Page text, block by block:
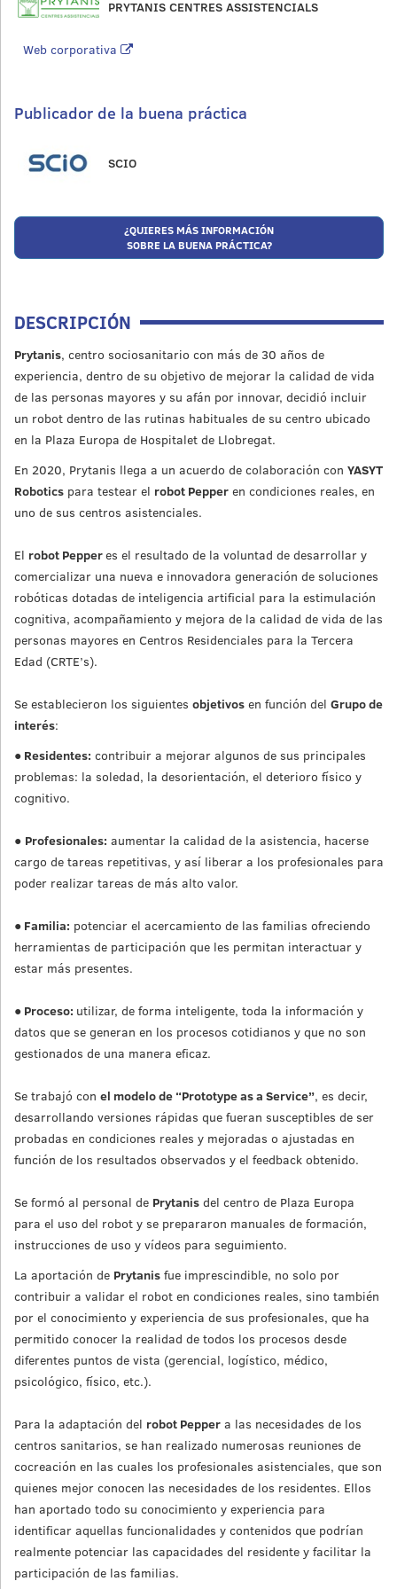
PRYTANIS CENTRES ASSISTENCIALS
Web corporativa
Publicador de la buena práctica
SCIO
¿QUIERES MÁS INFORMACIÓN
SOBRE LA BUENA PRÁCTICA?
DESCRIPCIÓN
Prytanis, centro sociosanitario con más de 30 años de
experiencia, dentro de su objetivo de mejorar la calidad de vida
de las personas mayores y su afán por innovar, decidió incluir
un robot dentro de las rutinas habituales de su centro ubicado
en la Plaza Europa de Hospitalet de Llobregat.
En 2020, Prytanis llega a un acuerdo de colaboración con YASYT
Robotics para testear el robot Pepper en condiciones reales, en
uno de sus centros asistenciales.
El robot Pepperes el resultado de la voluntad de desarrollar y
comercializar una nueva e innovadora generación de soluciones
robóticas dotadas de inteligencia artificial para la estimulación
cognitiva, acompañamiento y mejora de la calidad de vida de las
personas mayores en Centros Residenciales para la Tercera
Edad (CRTE’s).
Se establecieron los siguientes objetivos en función del Grupo de
interés:
● Residentes: contribuir a mejorar algunos de sus principales
problemas: la soledad, la desorientación, el deterioro físico y
cognitivo.
● Profesionales: aumentar la calidad de la asistencia, hacerse
cargo de tareas repetitivas, y así liberar a los profesionales para
poder realizar tareas de más alto valor.
● Familia: potenciar el acercamiento de las familias ofreciendo
herramientas de participación que les permitan interactuar y
estar más presentes.
● Proceso: utilizar, de forma inteligente, toda la información y
datos que se generan en los procesos cotidianos y que no son
gestionados de una manera eficaz.
Se trabajó con el modelo de “Prototype as a Service”, es decir,
desarrollando versiones rápidas que fueran susceptibles de ser
probadas en condiciones reales y mejoradas o ajustadas en
función de los resultados observados y el feedback obtenido.
Se formó al personal de Prytanis del centro de Plaza Europa
para el uso del robot y se prepararon manuales de formación,
instrucciones de uso y vídeos para seguimiento.
La aportación de Prytanis fue imprescindible, no solo por
contribuir a validar el robot en condiciones reales, sino también
por el conocimiento y experiencia de sus profesionales, que ha
permitido conocer la realidad de todos los procesos desde
diferentes puntos de vista (gerencial, logístico, médico,
psicológico, físico, etc.).
Para la adaptación del robot Pepper a las necesidades de los
centros sanitarios, se han realizado numerosas reuniones de
cocreación en las cuales los profesionales asistenciales, que son
quienes mejor conocen las necesidades de los residentes. Ellos
han aportado todo su conocimiento y experiencia para
identificar aquellas funcionalidades y contenidos que podrían
realmente potenciar las capacidades del residente y facilitar la
participación de las familias.